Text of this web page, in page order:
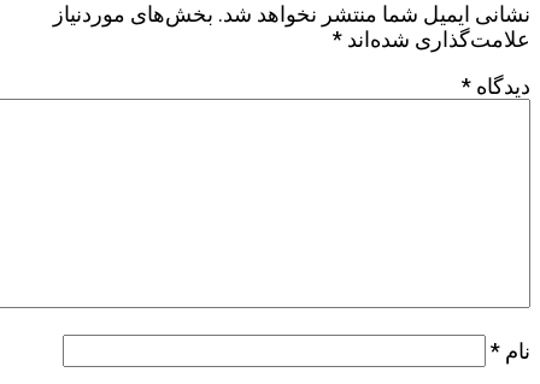
نشانی ایمیل شما منتشر نخواهد شد. بخش‌های موردنیاز
علامت‌گذاری شده‌اند *
دیدگاه *
نام *